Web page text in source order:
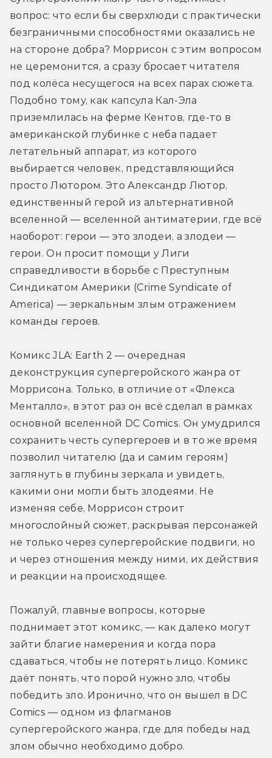
вопрос: что если бы сверхлюди с практически
безграничными способностями оказались не
на стороне добра? Моррисон с этим вопросом
не церемонится, а сразу бросает читателя
под колёса несущегося на всех парах сюжета.
Подобно тому, как капсула Кал-Эла
приземлилась на ферме Кентов, где-то в
американской глубинке с неба падает
летательный аппарат, из которого
выбирается человек, представляющийся
просто Лютором. Это Александр Лютор,
единственный герой из альтернативной
вселенной — вселенной антиматерии, где всё
наоборот: герои — это злодеи, а злодеи —
герои. Он просит помощи у Лиги
справедливости в борьбе с Преступным
Синдикатом Америки (Crime Syndicate of
America) — зеркальным злым отражением
команды героев.
Комикс JLA: Earth 2 — очередная
деконструкция супергеройского жанра от
Моррисона. Только, в отличие от «Флекса
Менталло», в этот раз он всё сделал в рамках
основной вселенной DC Comics. Он умудрился
сохранить честь супергероев и в то же время
позволил читателю (да и самим героям)
заглянуть в глубины зеркала и увидеть,
какими они могли быть злодеями. Не
изменяя себе, Моррисон строит
многослойный сюжет, раскрывая персонажей
не только через супергеройские подвиги, но
и через отношения между ними, их действия
и реакции на происходящее.
Пожалуй, главные вопросы, которые
поднимает этот комикс, — как далеко могут
зайти благие намерения и когда пора
сдаваться, чтобы не потерять лицо. Комикс
даёт понять, что порой нужно зло, чтобы
победить зло. Иронично, что он вышел в DC
Comics — одном из флагманов
супергеройского жанра, где для победы над
злом обычно необходимо добро.